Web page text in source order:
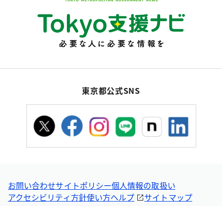
東京都公式SNS
お問い合わせサイトポリシー個人情報の取扱い
アクセシビリティ方針使い方ヘルプ サイトマップ